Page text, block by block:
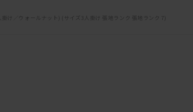
掛け／ウォールナット) (サイズ3人掛け 張地ランク 張地ランク 7)